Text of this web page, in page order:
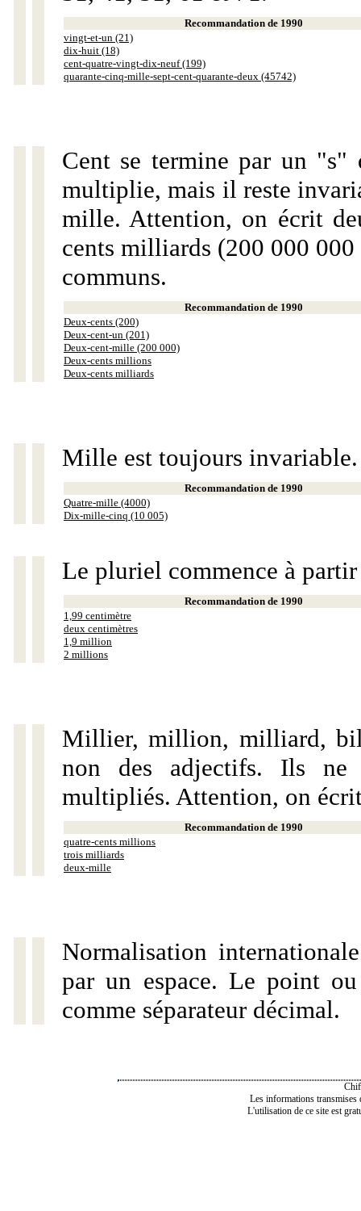
Recommandation de 1990
vingt-et-un (21)
dix-huit (18)
cent-quatre-vingt-dix-neuf (199)
quarante-cinq-mille-sept-cent-quarante-deux (45742)
Cent se termine par un "s"
multiplie, mais il reste
mille. Attention, on écrit
cents milliards (200 000
communs.
Recommandation de 1990
Deux-cents (200)
Deux-cent-un (201)
Deux-cent-mille (200 000)
Deux-cents millions
Deux-cents milliards
Mille est toujours invariable.
Recommandation de 1990
Quatre-mille (4000)
Dix-mille-cinq (10 005)
Le pluriel commence à
Recommandation de 1990
1,99 centimètre
deux centimètres
1,9 million
2 millions
Millier, million, milliard,
non des adjectifs. Ils ne
multipliés. Attention, on
Recommandation de 1990
quatre-cents millions
trois milliards
deux-mille
Normalisation
par un espace. Le point
comme séparateur décimal.
Les informations transmises
L'utilisation de ce site est